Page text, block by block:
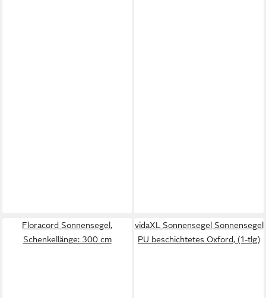
Floracord Sonnensegel,
Schenkellänge: 300 cm
vidaXL Sonnensegel Sonnensegel
PU beschichtetes Oxford, (1-tlg)